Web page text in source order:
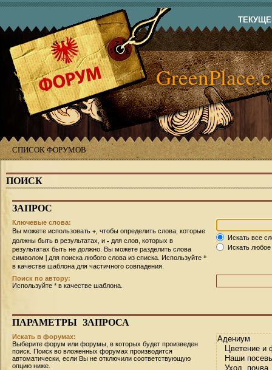
СПИСОК ФОРУМОВ
ПОИСК
ЗАПРОС
Ключевые слова:
Вы можете использовать + , чтобы определить слова, которые
должны быть в результатах, и - для слов, которых в
результатах быть не должно. Вы можете разделить слова
символом | для поиска любого слова из списка. Используйте *
в качестве шаблона для частичного совпадения.
Искать все
Искать
Поиск по автору:
Используйте * в качестве шаблона.
ПАРАМЕТРЫ ЗАПРОСА
Искать в форумах:
Выберите форум или форумы, в которых будет произведен
поиск. Поиск во вложенных форумах производится
автоматически, если Вы не отключили соответствующую
опцию ниже.